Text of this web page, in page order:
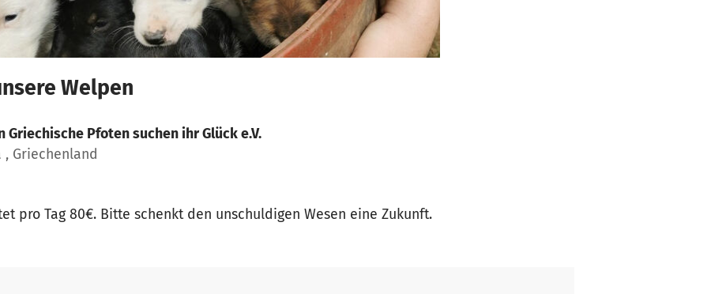
Welpen
Griechische Pfoten suchen ihr Glück e.V.
, Griechenland
pro Tag 80€. Bitte schenkt den unschuldigen Wesen eine Zukunft.